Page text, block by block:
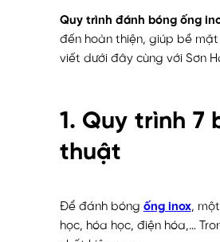
Quy trình đánh bóng ống
đến hoàn thiện, giúp bề
viết dưới đây cùng với Sơn
1. Quy trình 7
thuật
Để đánh bóng ống inox,
học, hóa học, điện hóa,…